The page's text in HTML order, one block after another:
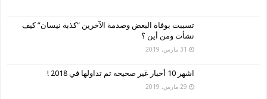
تسببت بوفاة البعض وصدمة الآخرين “كذبة نيسان” كيف
نشأت ومن أين ؟
31 مارس، 2019
اشهر 10 أخبار غير صحيحه تم تداولها في 2018 !
29 مارس، 2019